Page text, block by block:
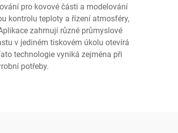
pro kovové části a modelování
kontrolu teploty a řízení atmosféry,
zahrnují různé průmyslové
v jediném tiskovém úkolu otevírá
technologie vyniká zejména při
potřeby.